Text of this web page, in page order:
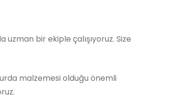
bir ekiple çalışıyoruz. Size
malzemesi olduğu önemli